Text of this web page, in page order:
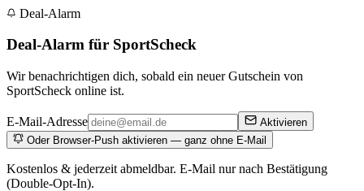
Deal-Alarm
Deal-Alarm für SportScheck
Wir benachrichtigen dich, sobald ein neuer Gutschein von
SportScheck online ist.
E-Mail-Adresse
Aktivieren
Oder Browser-Push aktivieren — ganz ohne E-Mail
Kostenlos & jederzeit abmeldbar. E-Mail nur nach Bestätigung
(Double-Opt-In).